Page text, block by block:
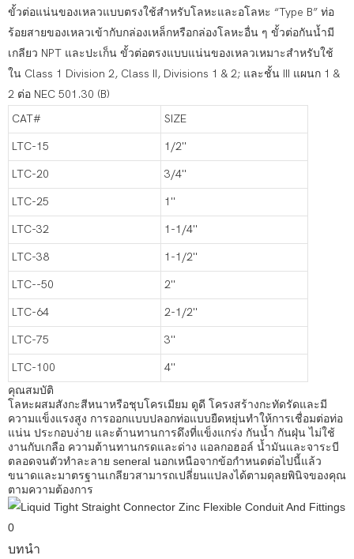
ขั้วต่อแน่นของเหลวแบบตรงใช้สำหรับโลหะและอโลหะ “Type B” ท่อ
ร้อยสายของเหลวเข้ากับกล่องเหล็กหรือกล่องโลหะอื่น ๆ ขั้วต่อกันน้ำมี
เกลียว NPT และปะเก็น ขั้วต่อตรงแบบแน่นของเหลวเหมาะสำหรับใช้
ใน Class 1 Division 2, Class II, Divisions 1 & 2; และชั้น III แผนก 1 &
2 ต่อ NEC 501.30 (B)
CAT#
SIZE
LTC-15 1/2''
LTC-20 3/4''
LTC-25 1''
LTC-32 1-1/4''
LTC-38 1-1/2''
LTC--50 2''
LTC-64 2-1/2''
LTC-75 3''
LTC-100 4''
คุณสมบัติ
โลหะผสมสังกะสีหนาหรือชุบโครเมียม ดูดี โครงสร้างกะทัดรัดและมี
ความแข็งแรงสูง การออกแบบปลอกท่อแบบยืดหยุ่นทำให้การเชื่อมต่อท่อ
แน่น ประกอบง่าย และต้านทานการดึงที่แข็งแกร่ง กันน้ำ กันฝุ่น ไม่ใช้
งานกับเกลือ ความต้านทานกรดและด่าง แอลกอฮอล์ น้ำมันและจาระบี
ตลอดจนตัวทำละลาย seneral นอกเหนือจากข้อกำหนดต่อไปนี้แล้ว
ขนาดและมาตรฐานเกลียวสามารถเปลี่ยนแปลงได้ตามดุลยพินิจของคุณ
ตามความต้องการ
บทนำ